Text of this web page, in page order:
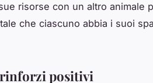
risorse con un altro animale
che ciascuno abbia i suoi
rinforzi positivi